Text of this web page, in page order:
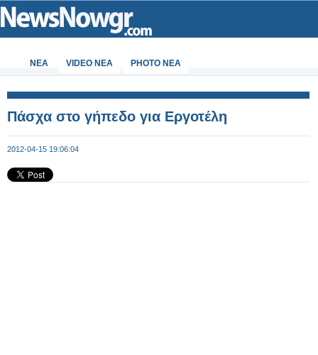
ΝΕΑ VIDEO NEA PHOTO NEA
Πάσχα στο γήπεδο για Εργοτέλη
2012-04-15 19:06:04